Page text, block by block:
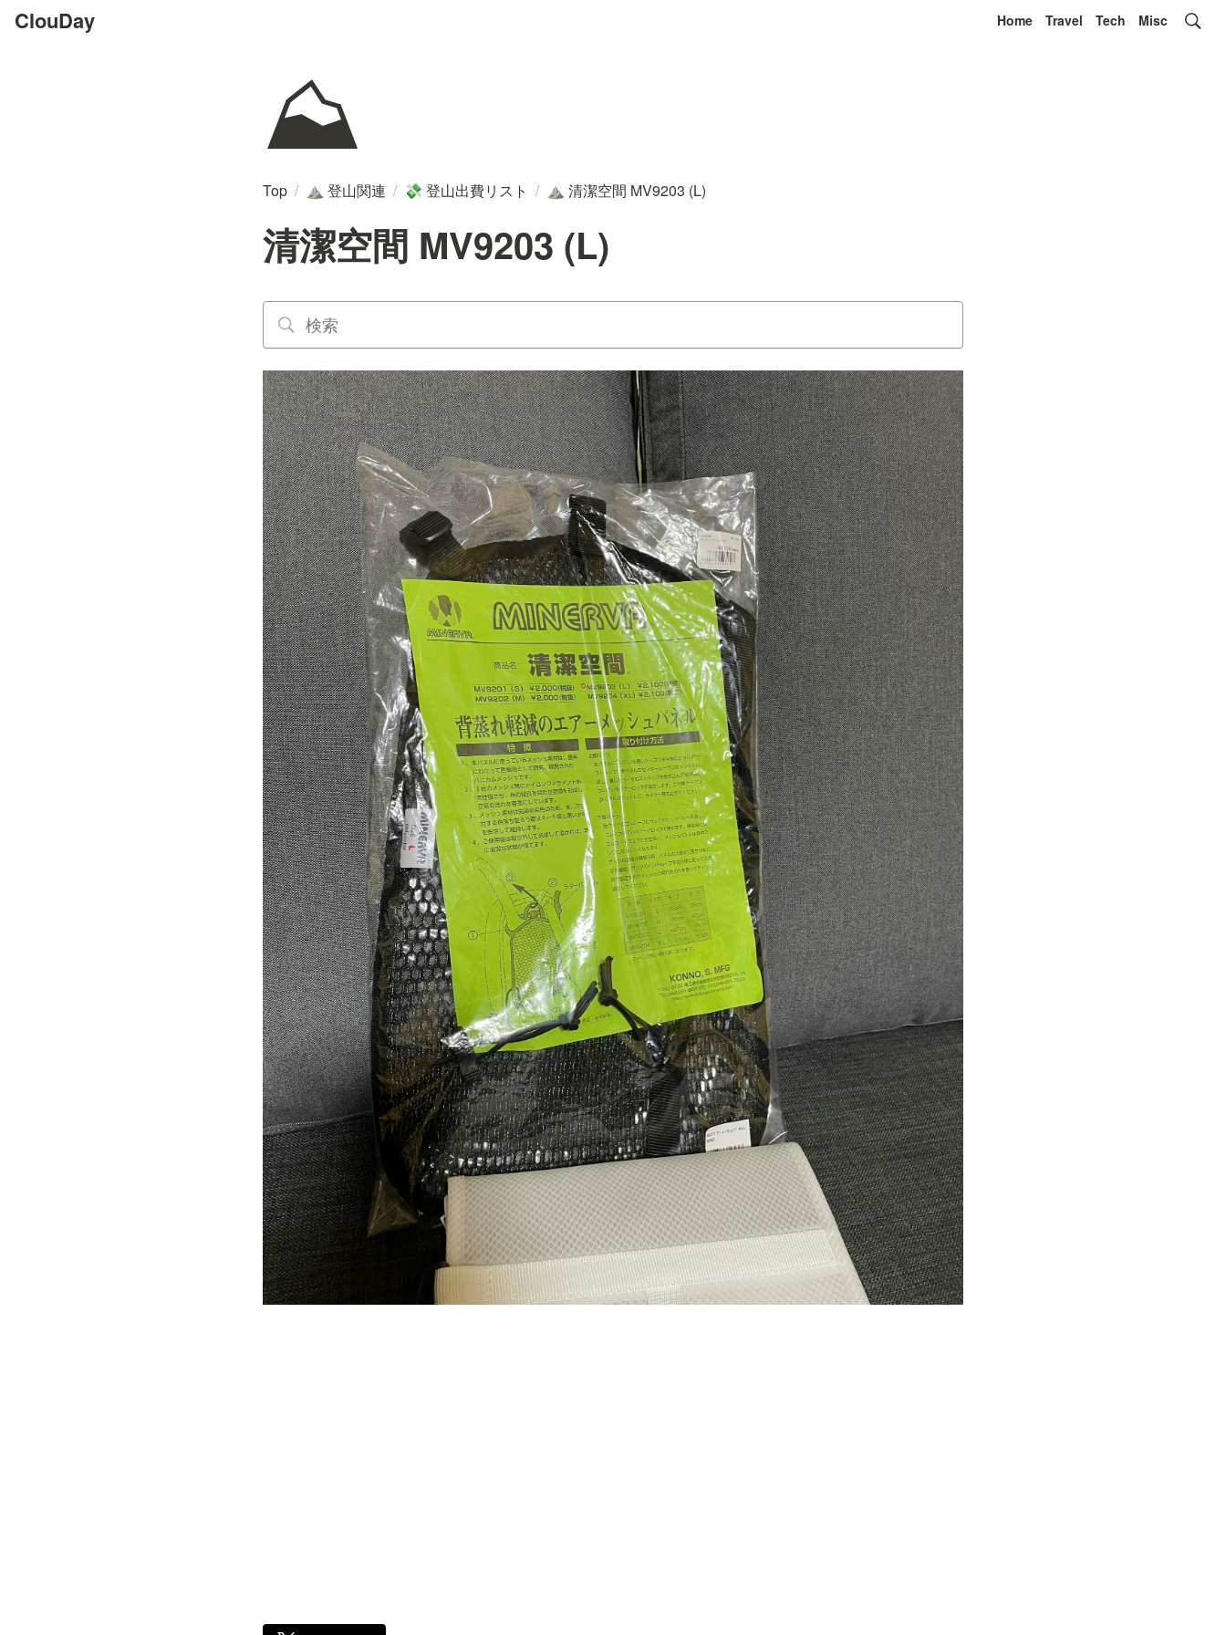
ClouDay Home Travel Tech Misc
⛰️
Top / ⛰️ 登山関連 / 💸 登山出費リスト / ⛰️ 清潔空間 MV9203 (L)
清潔空間 MV9203 (L)